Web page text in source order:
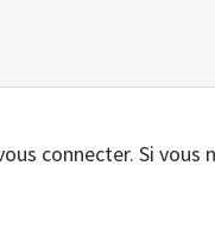
connecter. Si vous